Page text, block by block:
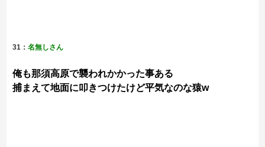
31：名無しさん
俺も那須高原で襲われかかった事ある
捕まえて地面に叩きつけたけど平気なのな猿w